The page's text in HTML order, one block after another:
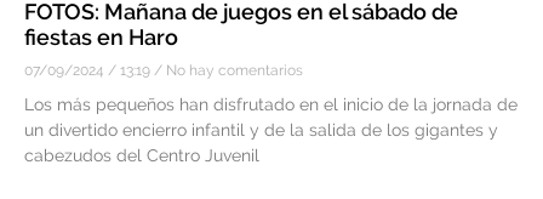
FOTOS: Mañana de juegos en el sábado de
fiestas en Haro
07/09/2024 13:19 No hay comentarios
Los más pequeños han disfrutado en el inicio de la jornada de
un divertido encierro infantil y de la salida de los gigantes y
cabezudos del Centro Juvenil